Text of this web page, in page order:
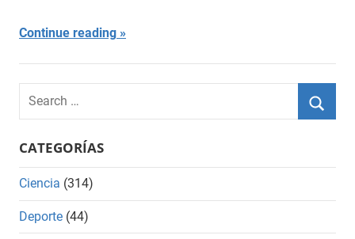
Continue reading
Search
for:
CATEGORÍAS
Ciencia (314)
Deporte (44)